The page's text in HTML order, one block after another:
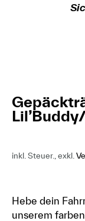
inkl. Steuer., exkl.
Hebe dein
unserem